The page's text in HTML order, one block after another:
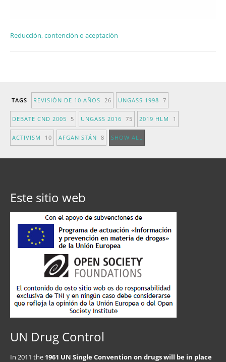
Reducción, contención o aceptación
TAGS REVISIÓN DE 10 AÑOS 26 UNGASS 1998 7
DEBATE CND 2005 5 UNGASS 2016 75 2019 HLM 1
ACTIVISM 10 AFGANISTÁN 8 SHOW ALL
Este sitio web
UN Drug Control
In 2011 the 1961 UN Single Convention on drugs will be in place